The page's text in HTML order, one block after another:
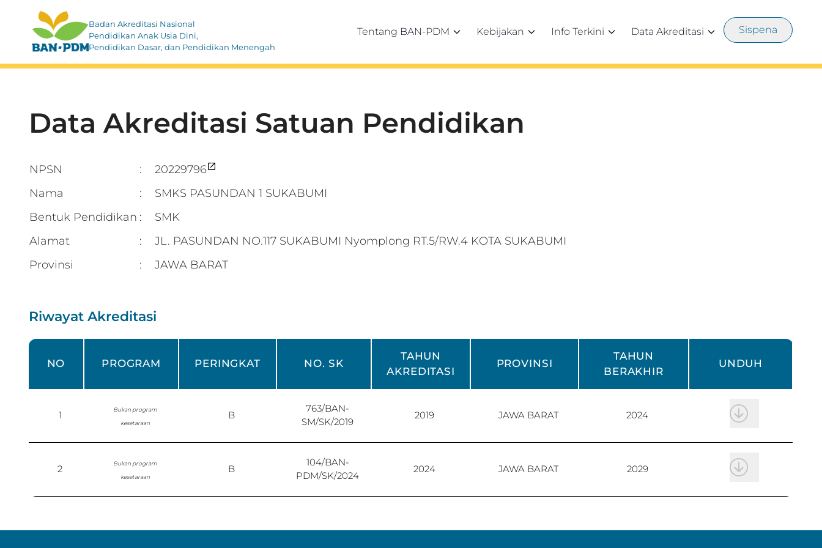
Badan Akreditasi Nasional
Pendidikan Anak Usia Dini,
Pendidikan Dasar, dan Pendidikan Menengah
Tentang BAN-PDM Kebijakan Info Terkini Data Akreditasi Sispena
Data Akreditasi Satuan Pendidikan
NPSN :
20229796
Nama
:
SMKS PASUNDAN 1 SUKABUMI
Bentuk Pendidikan :
SMK
Alamat
:
JL. PASUNDAN NO.117 SUKABUMI Nyomplong RT.5/RW.4 KOTA SUKABUMI
Provinsi
: JAWA BARAT
Riwayat Akreditasi
NO PROGRAM PERINGKAT NO. SK
TAHUN
AKREDITASI
PROVINSI
TAHUN
BERAKHIR
UNDUH
1
Bukan program
kesetaraan
B
763/BAN-
SM/SK/2019
2019 JAWA BARAT 2024
2
Bukan program
kesetaraan
B
104/BAN-
PDM/SK/2024
2024 JAWA BARAT 2029